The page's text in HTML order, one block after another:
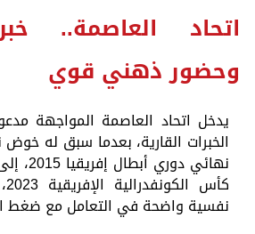
اتحاد العاصمة..
وحضور ذهني قوي
يدخل اتحاد العاصمة المواجهة
الخبرات القارية، بعدما سبق له خوض
نهائي
نفسية واضحة في التعامل مع ضغط